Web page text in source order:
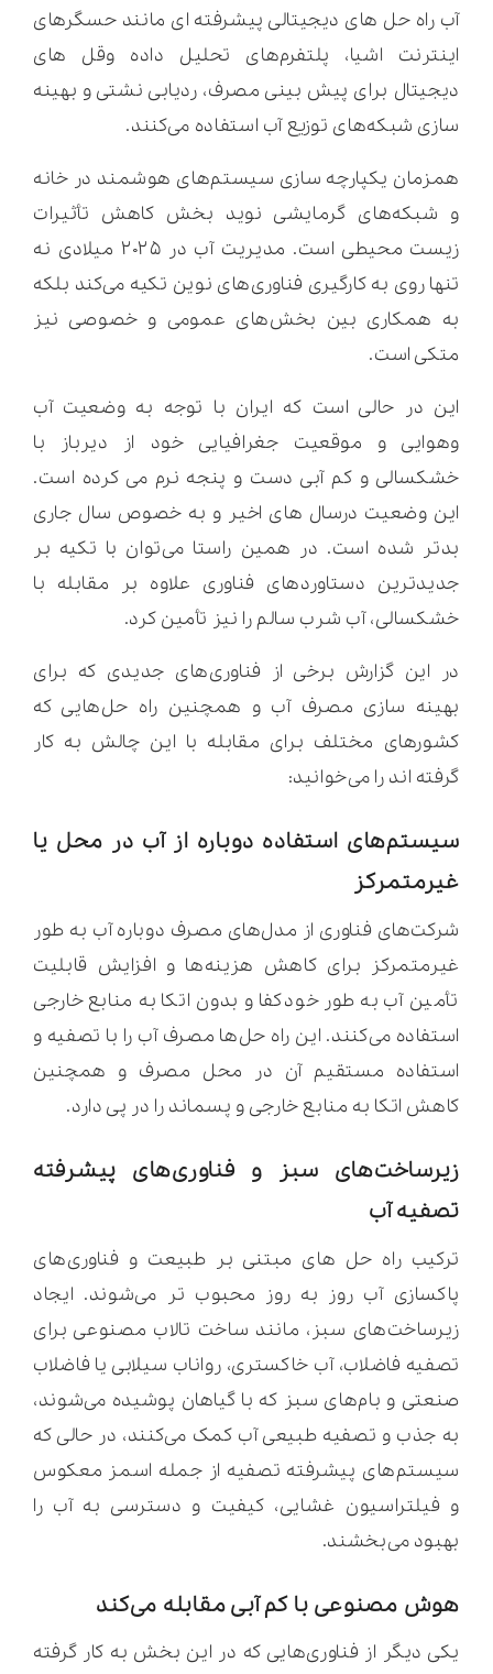
آب راه حل های دیجیتالی پیشرفته ای مانند حسگرهای
اینترنت اشیا، پلتفرم‌های تحلیل داده وقل های
دیجیتال برای پیش بینی مصرف، ردیابی نشتی و بهینه
سازی شبکه‌های توزیع آب استفاده می‌کنند.
همزمان یکپارچه سازی سیستم‌های هوشمند در خانه
و شبکه‌های گرمایشی نوید بخش کاهش تأثیرات
زیست محیطی است. مدیریت آب در ۲۰۲۵ میلادی نه
تنها روی به کارگیری فناوری‌های نوین تکیه می‌کند بلکه
به همکاری بین بخش‌های عمومی و خصوصی نیز
متکی است.
این در حالی است که ایران با توجه به وضعیت آب
وهوایی و موقعیت جغرافیایی خود از دیرباز با
خشکسالی و کم آبی دست و پنجه نرم می کرده است.
این وضعیت درسال های اخیر و به خصوص سال جاری
بدتر شده است. در همین راستا می‌توان با تکیه بر
جدیدترین دستاوردهای فناوری علاوه بر مقابله با
خشکسالی، آب شرب سالم را نیز تأمین کرد.
در این گزارش برخی از فناوری‌های جدیدی که برای
بهینه سازی مصرف آب و همچنین راه حل‌هایی که
کشورهای مختلف برای مقابله با این چالش به کار
گرفته اند را می‌خوانید:
سیستم‌های استفاده دوباره از آب در محل یا
غیرمتمرکز
شرکت‌های فناوری از مدل‌های مصرف دوباره آب به طور
غیرمتمرکز برای کاهش هزینه‌ها و افزایش قابلیت
تأمین آب به طور خودکفا و بدون اتکا به منابع خارجی
استفاده می‌کنند. این راه حل‌ها مصرف آب را با تصفیه و
استفاده مستقیم آن در محل مصرف و همچنین
کاهش اتکا به منابع خارجی و پسماند را در پی دارد.
زیرساخت‌های سبز و فناوری‌های پیشرفته
تصفیه آب
ترکیب راه حل های مبتنی بر طبیعت و فناوری‌های
پاکسازی آب روز به روز محبوب تر می‌شوند. ایجاد
زیرساخت‌های سبز، مانند ساخت تالاب مصنوعی برای
تصفیه فاضلاب، آب خاکستری، رواناب سیلابی یا فاضلاب
صنعتی و بام‌های سبز که با گیاهان پوشیده می‌شوند،
به جذب و تصفیه طبیعی آب کمک می‌کنند، در حالی که
سیستم‌های پیشرفته تصفیه از جمله اسمز معکوس
و فیلتراسیون غشایی، کیفیت و دسترسی به آب را
بهبود می‌بخشند.
هوش مصنوعی با کم آبی مقابله می‌کند
یکی دیگر از فناوری‌هایی که در این بخش به کار گرفته